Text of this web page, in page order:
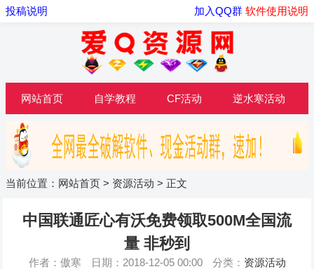
投稿说明 加入QQ群 软件使用说明
网站首页 自学教程 CF活动 逆水寒活动
当前位置： 网站首页 > 资源活动 > 正文
中国联通匠心有沃免费领取500M全国流
量 非秒到
作者：傲寒 日期：2018-12-05 00:00 分类： 资源活动